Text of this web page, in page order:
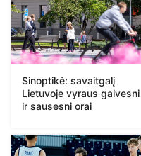
Sinoptikė: savaitgalį
Lietuvoje vyraus gaivesni
ir sausesni orai